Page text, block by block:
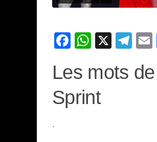
Facebook
X
Les mots
Sprint
.